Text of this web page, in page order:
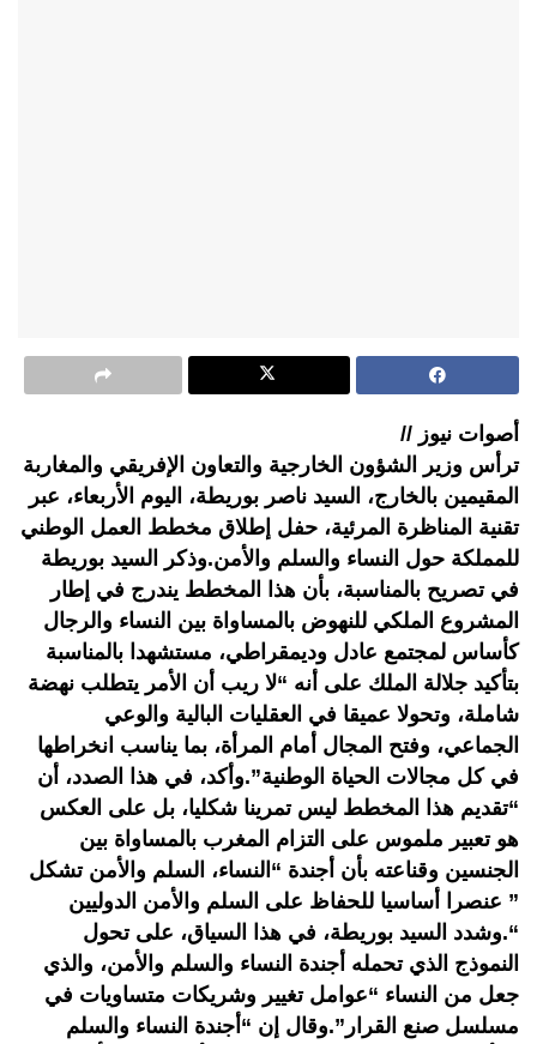
أصوات نيوز //
ترأس وزير الشؤون الخارجية والتعاون الإفريقي والمغاربة
المقيمين بالخارج، السيد ناصر بوريطة، اليوم الأربعاء، عبر
تقنية المناظرة المرئية، حفل إطلاق مخطط العمل الوطني
للمملكة حول النساء والسلم والأمن.وذكر السيد بوريطة
في تصريح بالمناسبة، بأن هذا المخطط يندرج في إطار
المشروع الملكي للنهوض بالمساواة بين النساء والرجال
كأساس لمجتمع عادل وديمقراطي، مستشهدا بالمناسبة
بتأكيد جلالة الملك على أنه “لا ريب أن الأمر يتطلب نهضة
شاملة، وتحولا عميقا في العقليات البالية والوعي
الجماعي، وفتح المجال أمام المرأة، بما يناسب انخراطها
في كل مجالات الحياة الوطنية”.وأكد، في هذا الصدد، أن
“تقديم هذا المخطط ليس تمرينا شكليا، بل على العكس
هو تعبير ملموس على التزام المغرب بالمساواة بين
الجنسين وقناعته بأن أجندة “النساء، السلم والأمن تشكل
” عنصرا أساسيا للحفاظ على السلم والأمن الدوليين
“.وشدد السيد بوريطة، في هذا السياق، على تحول
النموذج الذي تحمله أجندة النساء والسلم والأمن، والذي
جعل من النساء “عوامل تغيير وشريكات متساويات في
مسلسل صنع القرار”.وقال إن “أجندة النساء والسلم